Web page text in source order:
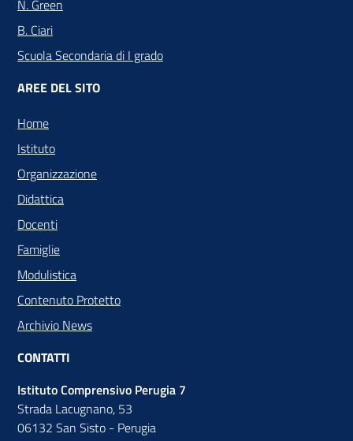
N. Green
B. Ciari
Scuola Secondaria di I grado
AREE DEL SITO
Home
Istituto
Organizzazione
Didattica
Docenti
Famiglie
Modulistica
Contenuto Protetto
Archivio News
CONTATTI
Istituto Comprensivo Perugia 7
Strada Lacugnano, 53
06132 San Sisto - Perugia